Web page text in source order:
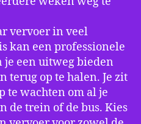
vervoer in veel
kan een professionele
een uitweg bieden
terug op te halen. Je zit
te wachten om al je
de trein of de bus. Kies